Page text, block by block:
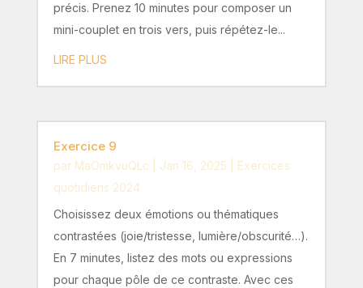
précis. Prenez 10 minutes pour composer un
mini-couplet en trois vers, puis répétez-le...
LIRE PLUS
Exercice 9
par MaOmkvuQLc Jan 16, 2025
Exercices
quotidiens 2024
Choisissez deux émotions ou thématiques
contrastées (joie/tristesse, lumière/obscurité…).
En 7 minutes, listez des mots ou expressions
pour chaque pôle de ce contraste. Avec ces